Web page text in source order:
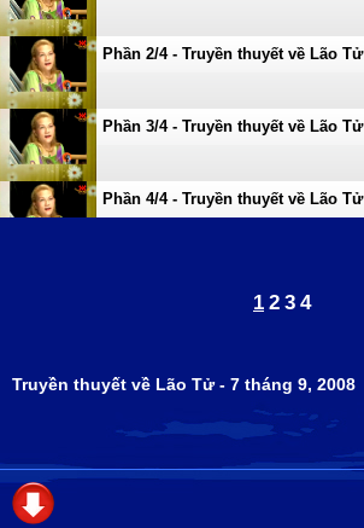
Phần 2/4 - Truyền thuyết về Lão Tử
Phần 3/4 - Truyền thuyết về Lão Tử
Phần 4/4 - Truyền thuyết về Lão Tử
1 2 3 4
Truyền thuyết về Lão Tử - 7 tháng 9, 2008